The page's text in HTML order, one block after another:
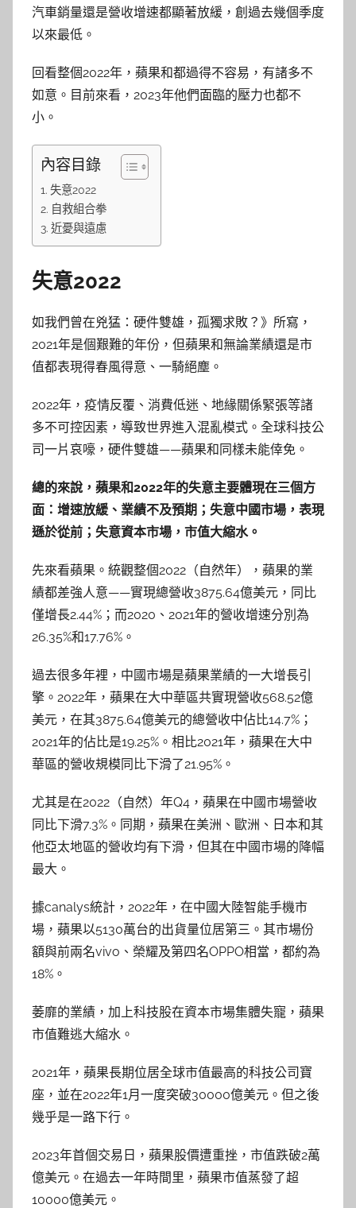
汽車銷量還是營收增速都顯著放緩，創過去幾個季度
以來最低。
回看整個2022年，蘋果和都過得不容易，有諸多不
如意。目前來看，2023年他們面臨的壓力也都不
小。
內容目錄
失意2022
自救組合拳
近憂與遠慮
失意2022
如我們曾在兇猛：硬件雙雄，孤獨求敗？》所寫，
2021年是個艱難的年份，但蘋果和無論業績還是市
值都表現得春風得意、一騎絕塵。
2022年，疫情反覆、消費低迷、地緣關係緊張等諸
多不可控因素，導致世界進入混亂模式。全球科技公
司一片哀嚎，硬件雙雄——蘋果和同樣未能倖免。
總的來說，蘋果和2022年的失意主要體現在三個方
面：增速放緩、業績不及預期；失意中國市場，表現
遜於從前；失意資本市場，市值大縮水。
先來看蘋果。統觀整個2022（自然年），蘋果的業
績都差強人意——實現總營收3875.64億美元，同比
僅增長2.44%；而2020、2021年的營收增速分別為
26.35%和17.76%。
過去很多年裡，中國市場是蘋果業績的一大增長引
擎。2022年，蘋果在大中華區共實現營收568.52億
美元，在其3875.64億美元的總營收中佔比14.7%；
2021年的佔比是19.25%。相比2021年，蘋果在大中
華區的營收規模同比下滑了21.95%。
尤其是在2022（自然）年Q4，蘋果在中國市場營收
同比下滑7.3%。同期，蘋果在美洲、歐洲、日本和其
他亞太地區的營收均有下滑，但其在中國市場的降幅
最大。
據canalys統計，2022年，在中國大陸智能手機市
場，蘋果以5130萬台的出貨量位居第三。其市場份
額與前兩名vivo、榮耀及第四名OPPO相當，都約為
18%。
萎靡的業績，加上科技股在資本市場集體失寵，蘋果
市值難逃大縮水。
2021年，蘋果長期位居全球市值最高的科技公司寶
座，並在2022年1月一度突破30000億美元。但之後
幾乎是一路下行。
2023年首個交易日，蘋果股價遭重挫，市值跌破2萬
億美元。在過去一年時間里，蘋果市值蒸發了超
10000億美元。